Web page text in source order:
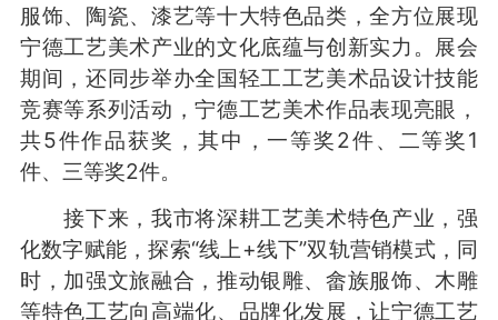
服饰、陶瓷、漆艺等十大特色品类，全方位展现
宁德工艺美术产业的文化底蕴与创新实力。展会
期间，还同步举办全国轻工工艺美术品设计技能
竞赛等系列活动，宁德工艺美术作品表现亮眼，
共5件作品获奖，其中，一等奖2件、二等奖1
件、三等奖2件。
接下来，我市将深耕工艺美术特色产业，强
化数字赋能，探索“线上+线下”双轨营销模式，同
时，加强文旅融合，推动银雕、畲族服饰、木雕
等特色工艺向高端化、品牌化发展，让宁德工艺